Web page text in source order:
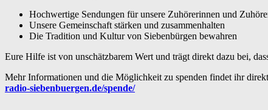
Hochwertige Sendungen für unsere Zuhörerinnen und
Unsere Gemeinschaft stärken und zusammenhalten
Die Tradition und Kultur von Siebenbürgen bewahren
Eure Hilfe ist von unschätzbarem Wert und trägt direkt dazu bei,
Mehr Informationen und die Möglichkeit zu spenden findet ihr
radio-siebenbuergen.de/spende/